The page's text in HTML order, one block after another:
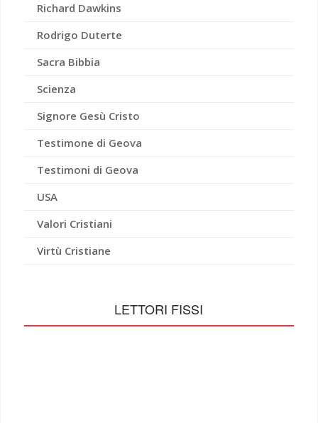
Richard Dawkins
Rodrigo Duterte
Sacra Bibbia
Scienza
Signore Gesù Cristo
Testimone di Geova
Testimoni di Geova
USA
Valori Cristiani
Virtù Cristiane
LETTORI FISSI